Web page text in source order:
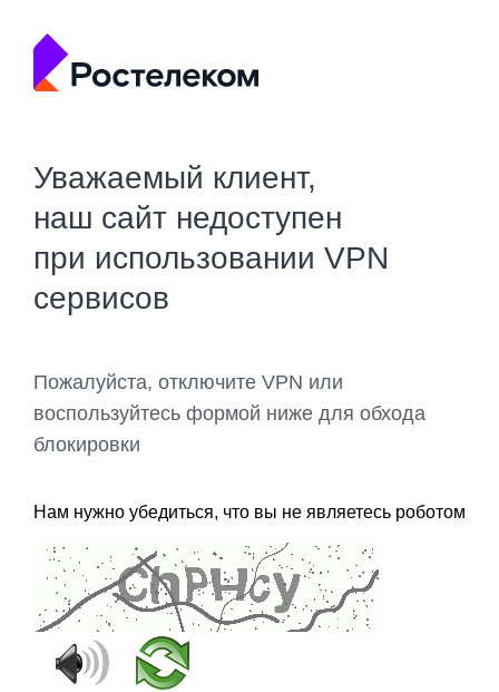
Уважаемый клиент,
наш сайт недоступен
при использовании VPN
сервисов
Пожалуйста, отключите VPN или
воспользуйтесь формой ниже для обхода
блокировки
Нам нужно убедиться, что вы не являетесь роботом